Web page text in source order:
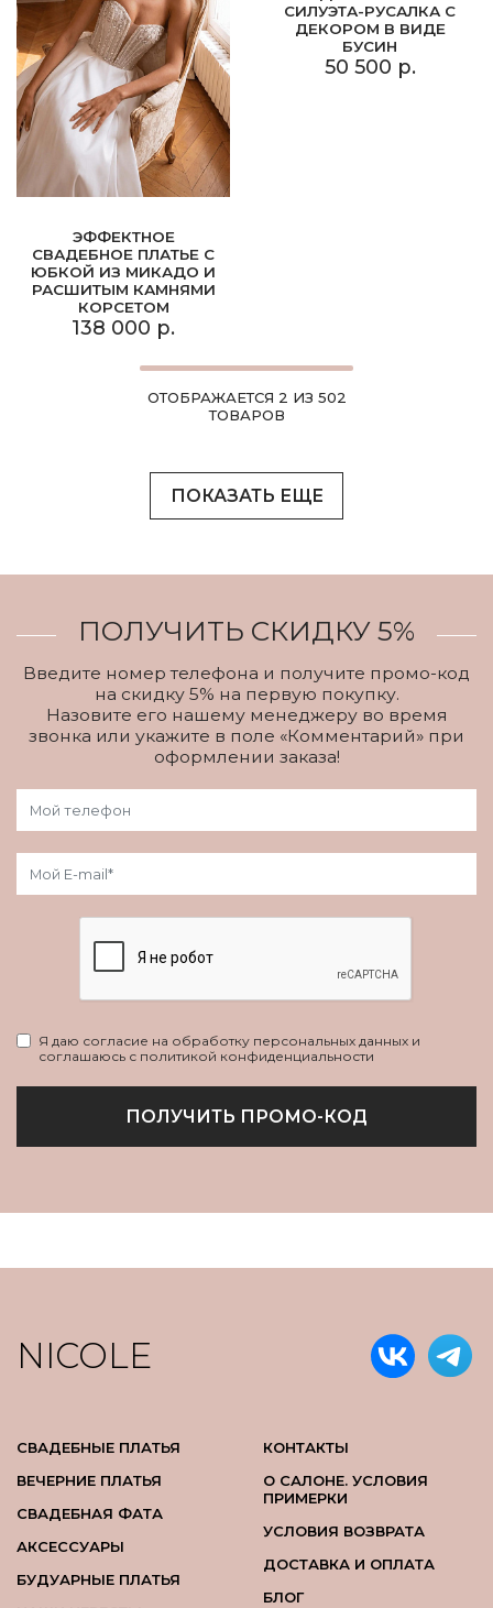
ЭФФЕКТНОЕ
СВАДЕБНОЕ ПЛАТЬЕ С
ЮБКОЙ ИЗ МИКАДО И
РАСШИТЫМ КАМНЯМИ
КОРСЕТОМ
138 000 р.
СИЛУЭТА-РУСАЛКА С
ДЕКОРОМ В ВИДЕ
БУСИН
50 500 р.
ОТОБРАЖАЕТСЯ 2 ИЗ 502
ТОВАРОВ
ПОКАЗАТЬ ЕЩЕ
ПОЛУЧИТЬ СКИДКУ 5%
Введите номер телефона и получите промо-код
на скидку 5% на первую покупку.
Назовите его нашему менеджеру во время
звонка или укажите в поле «Комментарий» при
оформлении заказа!
Я даю согласие на обработку персональных данных и
соглашаюсь с политикой конфиденциальности
ПОЛУЧИТЬ ПРОМО-КОД
NICOLE
СВАДЕБНЫЕ ПЛАТЬЯ
ВЕЧЕРНИЕ ПЛАТЬЯ
СВАДЕБНАЯ ФАТА
АКСЕССУАРЫ
БУДУАРНЫЕ ПЛАТЬЯ
КОНТАКТЫ
О САЛОНЕ. УСЛОВИЯ
ПРИМЕРКИ
УСЛОВИЯ ВОЗВРАТА
ДОСТАВКА И ОПЛАТА
БЛОГ